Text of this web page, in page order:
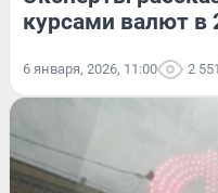
курсами валют в
6 января, 2026, 11:00 2 551